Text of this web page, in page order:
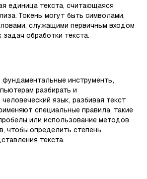
единица текста, считающаяся
Токены могут быть символами,
служащими первичным входом
обработки текста.
фундаментальные инструменты,
разбирать и
язык, разбивая текст
специальные правила, такие
или использование методов
чтобы определить степень
текста.